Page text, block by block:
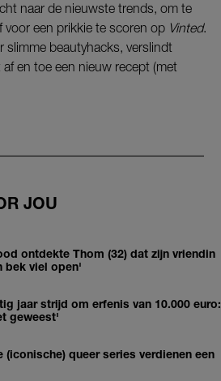
naar de nieuwste trends, om te
voor een prikkie te scoren op Vinted.
slimme beautyhacks, verslindt
en toe een nieuw recept (met
JOU
ontdekte Thom (32) dat zijn vriendin
bek viel open'
jaar strijd om erfenis van 10.000 euro:
geweest'
(iconische) queer series verdienen een